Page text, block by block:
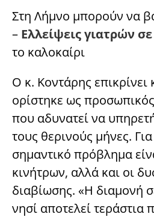
Στη Λήμνο μπορούν να
– Ελλείψεις γιατρών
το καλοκαίρι
Ο κ. Κοντάρης επικρίνει
ορίστηκε ως
που αδυνατεί να
τους θερινούς μήνες.
σημαντικό πρόβλημα
κινήτρων, αλλά και οι
διαβίωσης. «Η διαμονή
νησί αποτελεί τεράστια